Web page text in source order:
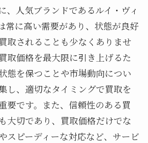
、人気ブランドであるルイ・ヴィ
常に高い需要があり、状態が良好
取されることも少なくありませ
取価格を最大限に引き上げるた
態を保つことや市場動向につい
し、適切なタイミングで買取を
要です。また、信頼性のある買
大切であり、買取価格だけでな
スピーディーな対応など、サービ